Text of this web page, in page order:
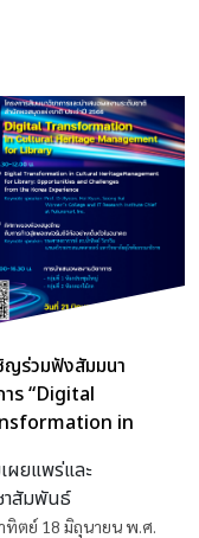
ญร่วมฟังสัมมนา
าร “Digital
in
for
ผยแพร่และ
าสัมพันธ์
ทิตย์ 18 มิถุนายน พ.ศ.